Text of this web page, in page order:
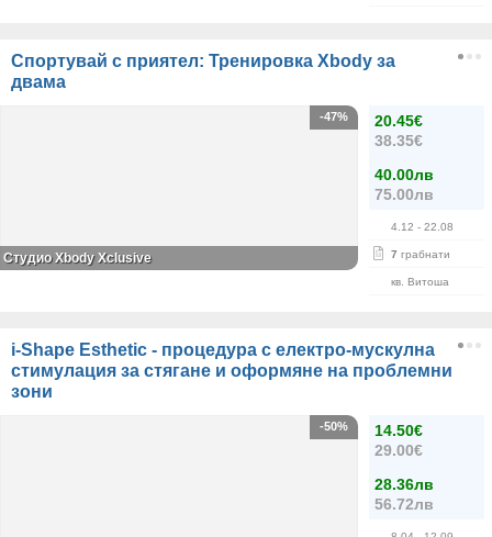
Спортувай с приятел: Тренировка Xbody за
двама
20.45€
38.35€
40.00лв
75.00лв
4.12 - 22.08
7 грабнати
кв. Витоша
-47%
Студио Xbody Xclusive
i-Shape Esthetic - процедура с електро-мускулна
стимулация за стягане и оформяне на проблемни
зони
14.50€
29.00€
28.36лв
56.72лв
-50%